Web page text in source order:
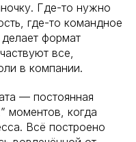
Где-то нужно
где-то командное
формат
все,
в компании.
— постоянная
моментов, когда
Всё построено